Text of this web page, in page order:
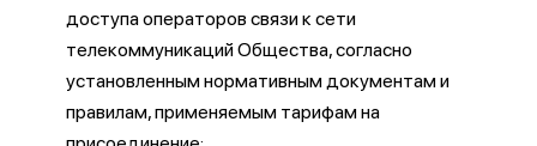
доступа операторов связи к сети
телекоммуникаций Общества, согласно
установленным нормативным документам и
правилам, применяемым тарифам на